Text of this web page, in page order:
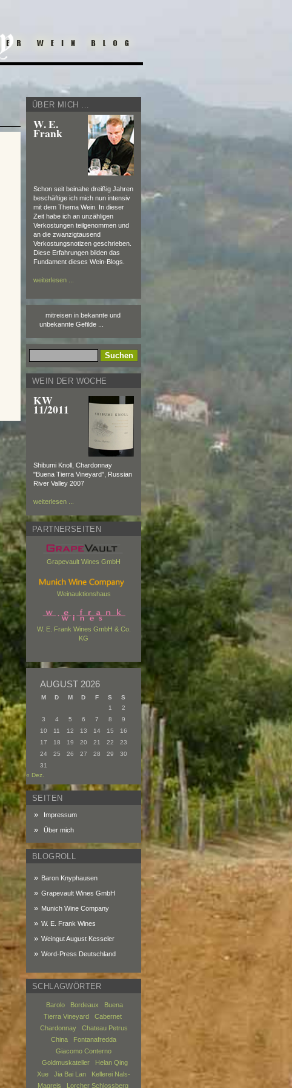
ÜBER MICH …
W. E.
Frank
Schon seit beinahe dreißig Jahren
beschäftige ich mich nun intensiv
mit dem Thema Wein. In dieser
Zeit habe ich an unzähligen
Verkostungen teilgenommen und
an die zwanzigtausend
Verkostungsnotizen geschrieben.
Diese Erfahrungen bilden das
Fundament dieses Wein-Blogs.
weiterlesen ...
mitreisen in bekannte und
unbekannte Gefilde ...
WEIN DER WOCHE
KW
11/2011
Shibumi Knoll, Chardonnay
"Buena Tierra Vineyard", Russian
River Valley 2007
weiterlesen ...
PARTNERSEITEN
Grapevault Wines GmbH
Weinauktionshaus
W. E. Frank Wines GmbH & Co.
KG
AUGUST 2026
M D M D F S
S
1
2
3
4 5 6 7 8
9
10
11 12 13 14 15
16
17
18 19 20 21 22
23
24
25 26 27 28 29
30
31
« Dez.
SEITEN
Impressum
Über mich
BLOGROLL
Baron Knyphausen
Grapevault Wines GmbH
Munich Wine Company
W. E. Frank Wines
Weingut August Kesseler
Word-Press Deutschland
SCHLAGWÖRTER
Barolo Bordeaux
Buena
Tierra Vineyard
Cabernet
Chardonnay
Chateau Petrus
China
Fontanafredda
Giacomo Conterno
Goldmuskateller
Helan Qing
Xue
Jia Bai Lan
Kellerei Nals-
Magreis
Lorcher Schlossberg